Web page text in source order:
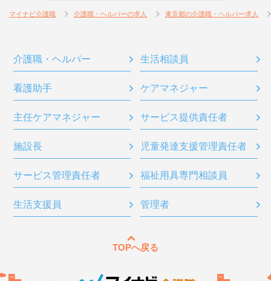
マイナビ介護職 介護職・ヘルパーの求人 東京都の介護職・ヘルパー求人
介護職・ヘルパー 生活相談員
看護助手 ケアマネジャー
主任ケアマネジャー サービス提供責任者
施設長 児童発達支援管理責任者
サービス管理責任者 福祉用具専門相談員
生活支援員 管理者
TOPへ戻る